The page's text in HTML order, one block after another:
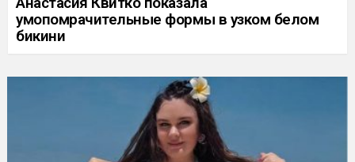
умопомрачительные формы в узком белом
бикини